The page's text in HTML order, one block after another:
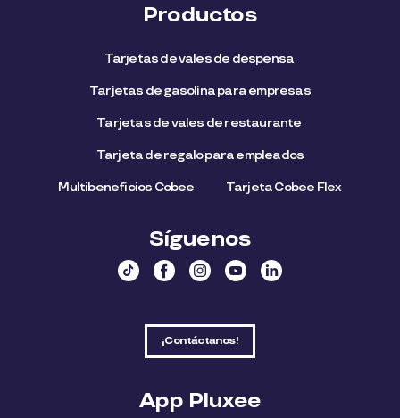
Productos
Tarjetas de vales de despensa
Tarjetas de gasolina para empresas
Tarjetas de vales de restaurante
Tarjeta de regalo para empleados​
Multibeneficios Cobee Tarjeta Cobee Flex
Síguenos
¡Contáctanos!
App Pluxee